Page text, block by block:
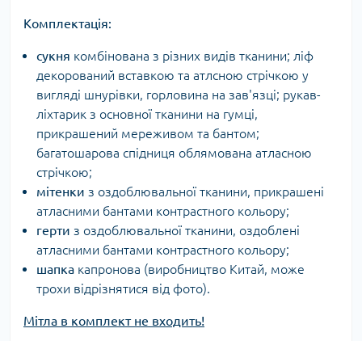
Комплектація:
сукня комбінована з різних видів тканини; ліф
декорований вставкою та атлсною стрічкою у
вигляді шнурівки, горловина на зав'язці; рукав-
ліхтарик з основної тканини на гумці,
прикрашений мереживом та бантом;
багатошарова спідниця облямована атласною
стрічкою;
мітенки з оздоблювальної тканини, прикрашені
атласними бантами контрастного кольору;
герти з оздоблювальної тканини, оздоблені
атласними бантами контрастного кольору;
шапка капронова (виробництво Китай, може
трохи відрізнятися від фото).
Мітла в комплект не входить!